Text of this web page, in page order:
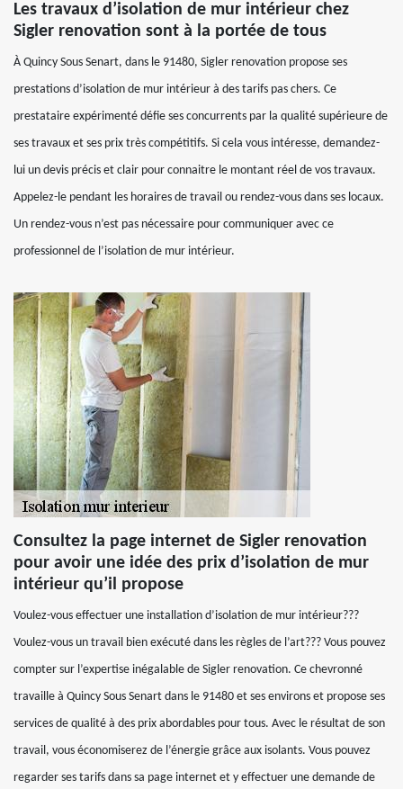
Les travaux d’isolation de mur intérieur chez
Sigler renovation sont à la portée de tous
À Quincy Sous Senart, dans le 91480, Sigler renovation propose ses
prestations d’isolation de mur intérieur à des tarifs pas chers. Ce
prestataire expérimenté défie ses concurrents par la qualité supérieure de
ses travaux et ses prix très compétitifs. Si cela vous intéresse, demandez-
lui un devis précis et clair pour connaitre le montant réel de vos travaux.
Appelez-le pendant les horaires de travail ou rendez-vous dans ses locaux.
Un rendez-vous n’est pas nécessaire pour communiquer avec ce
professionnel de l’isolation de mur intérieur.
Consultez la page internet de Sigler renovation
pour avoir une idée des prix d’isolation de mur
intérieur qu’il propose
Voulez-vous effectuer une installation d’isolation de mur intérieur???
Voulez-vous un travail bien exécuté dans les règles de l’art??? Vous pouvez
compter sur l’expertise inégalable de Sigler renovation. Ce chevronné
travaille à Quincy Sous Senart dans le 91480 et ses environs et propose ses
services de qualité à des prix abordables pour tous. Avec le résultat de son
travail, vous économiserez de l’énergie grâce aux isolants. Vous pouvez
regarder ses tarifs dans sa page internet et y effectuer une demande de